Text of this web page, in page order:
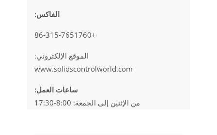
الفاكس:
+86-315-7651760
الموقع الإلكتروني:
www.solidscontrolworld.com
ساعات العمل:
من الإثنين إلى الجمعة: 8:00-17:30